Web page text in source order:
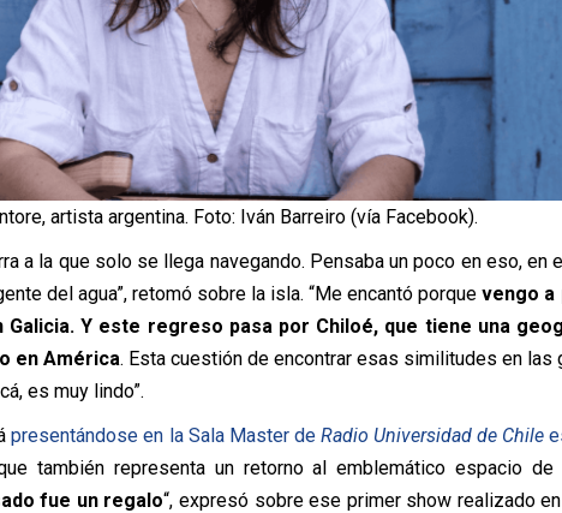
artista argentina. Foto: Iván Barreiro (vía Facebook).
a la que solo se llega navegando. Pensaba un poco en eso, en
del agua”, retomó sobre la isla. “Me encantó porquevengo a
Galicia. Y este regreso pasa por Chiloé, que tiene una
en América. Esta cuestión de encontrar esas similitudes en las
es muy lindo”.
presentándose en la Sala Master de Radio Universidad de Chile
también representa un retorno al emblemático espacio de
fue un regalo“, expresó sobre ese primer show realizado